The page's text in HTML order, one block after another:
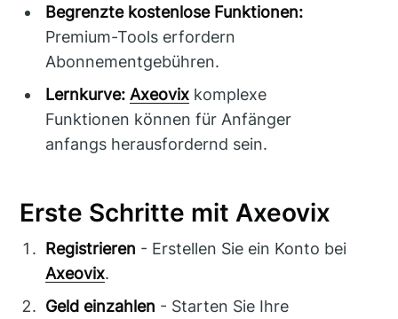
Begrenzte kostenlose Funktionen:
Premium-Tools erfordern
Abonnementgebühren.
Lernkurve: Axeovix komplexe
Funktionen können für Anfänger
anfangs herausfordernd sein.
Erste Schritte mit Axeovix
Registrieren - Erstellen Sie ein Konto bei
Axeovix.
Geld einzahlen - Starten Sie Ihre